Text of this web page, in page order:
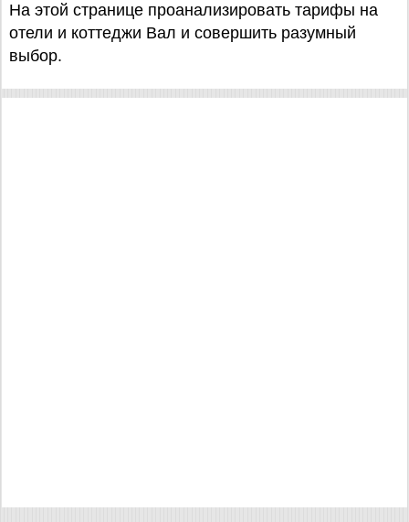
На этой странице проанализировать тарифы на
отели и коттеджи Вал и совершить разумный
выбор.